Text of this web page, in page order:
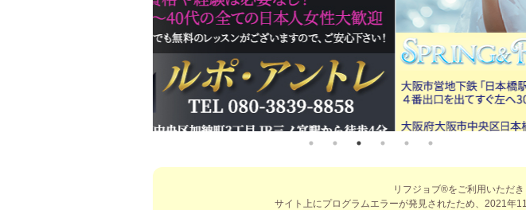
リフジョブ®をご利用いただ
サイト上にプログラムエラーが発見されたため、2021年